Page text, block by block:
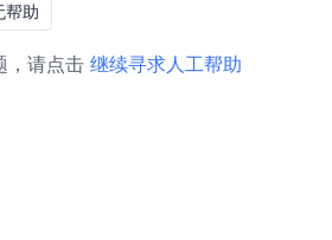
帮助
，请点击 继续寻求人工帮助